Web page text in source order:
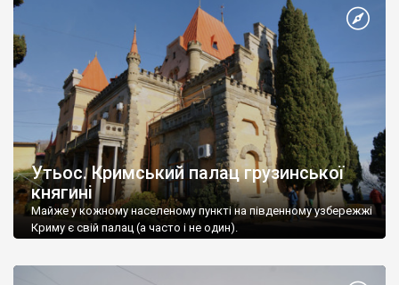
Утьос. Кримський палац грузинської
княгині
Майже у кожному населеному пункті на південному узбережжі
Криму є свій палац (а часто і не один).